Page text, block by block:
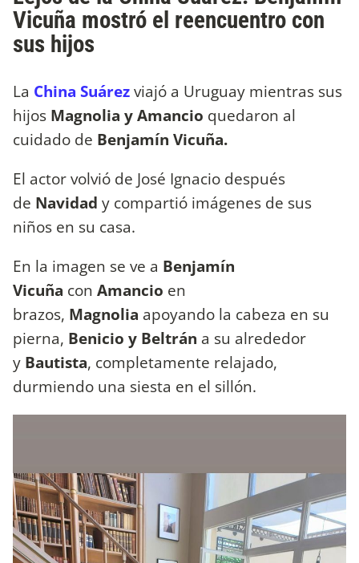
Vicuña mostró el reencuentro con
sus hijos
La China Suárezviajó a Uruguay mientras sus
hijos Magnolia y Amancio quedaron al
cuidado de Benjamín Vicuña.
El actor volvió de José Ignacio después
de Navidad y compartió imágenes de sus
niños en su casa.
En la imagen se ve a Benjamín
Vicuña con Amancio en
brazos, Magnolia apoyando la cabeza en su
pierna, Benicio y Beltrán a su alrededor
y Bautista, completamente relajado,
durmiendo una siesta en el sillón.